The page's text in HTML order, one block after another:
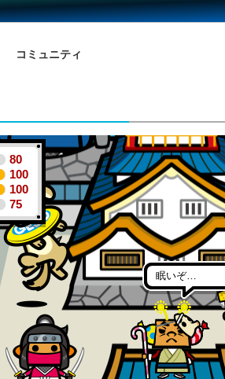
コミュニティ
80
100
100
75
眠いぞ…